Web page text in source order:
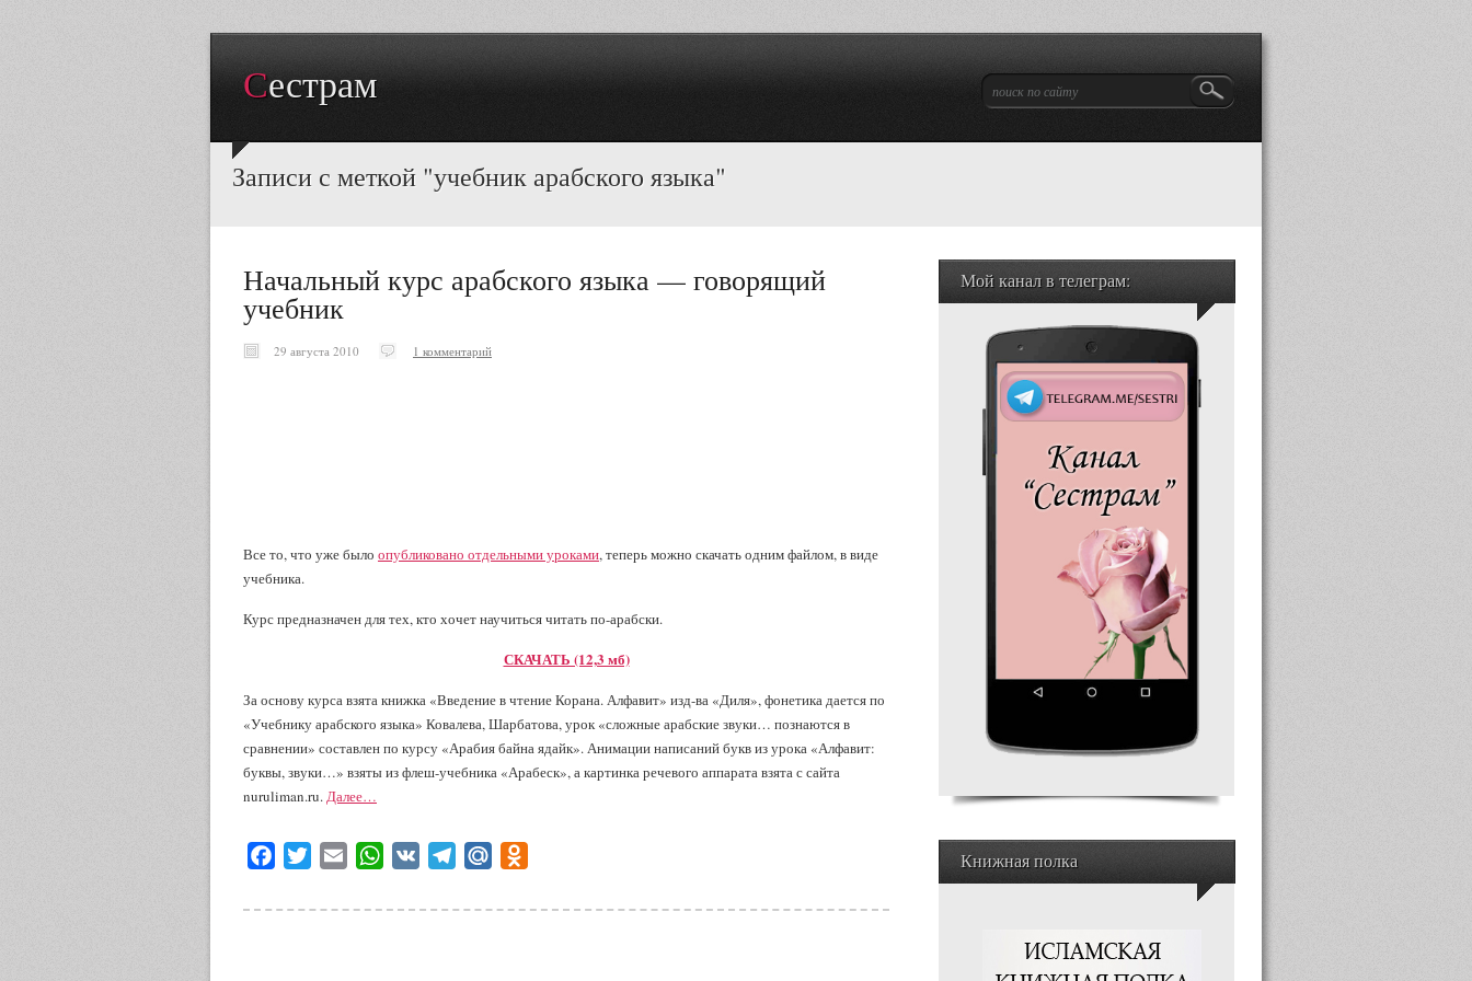
Сестрам
Записи с меткой "учебник арабского языка"
Начальный курс арабского языка — говорящий
учебник
29 августа 2010 1 комментарий
Все то, что уже было опубликовано отдельными уроками, теперь можно скачать одним файлом, в виде
учебника.
Курс предназначен для тех, кто хочет научиться читать по-арабски.
СКАЧАТЬ (12,3 мб)
За основу курса взята книжка «Введение в чтение Корана. Алфавит» изд-ва «Диля», фонетика дается по
«Учебнику арабского языка» Ковалева, Шарбатова, урок «сложные арабские звуки… познаются в
сравнении» составлен по курсу «Арабия байна ядайк». Анимации написаний букв из урока «Алфавит:
буквы, звуки…» взяты из флеш-учебника «Арабеск», а картинка речевого аппарата взята с сайта
nuruliman.ru.Далее…
Facebook
Twitter Email WhatsApp
VK TelegramMail.Ru
Мой канал в телеграм:
Книжная полка